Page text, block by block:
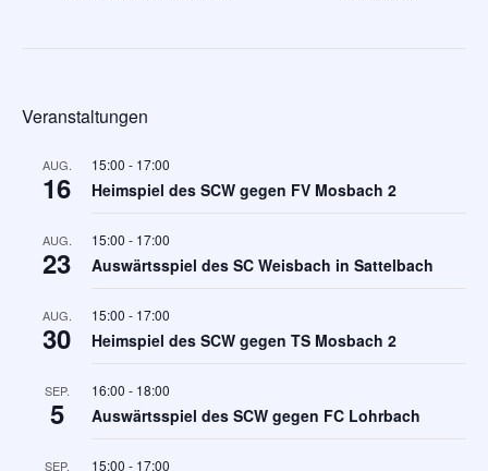
Veranstaltungen
AUG.
16
15:00 - 17:00
Heimspiel des SCW gegen FV Mosbach 2
AUG.
23
15:00 - 17:00
Auswärtsspiel des SC Weisbach in Sattelbach
AUG.
30
15:00 - 17:00
Heimspiel des SCW gegen TS Mosbach 2
SEP.
5
16:00 - 18:00
Auswärtsspiel des SCW gegen FC Lohrbach
SEP. 15:00 - 17:00